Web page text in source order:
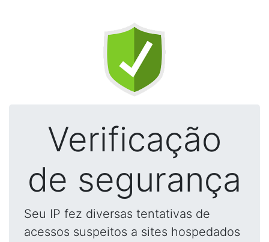
Verificação
de segurança
Seu IP fez diversas tentativas de
acessos suspeitos a sites hospedados